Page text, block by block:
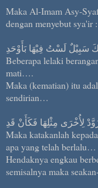
Maka Al-Imam Asy-
dengan menyebut sya'ir :
سَبِيْلٌ لَسْتُ فِيْهَا بَأَوْحَدِ
Beberapa lelaki
mati….
Maka (kematian) itu
sendirian…
لِأُخْرَى مِثْلِهَا فَكَأَنْ قَدِ
Maka katakanlah
apa yang telah berlalu…
Hendaknya engkau
semisalnya maka